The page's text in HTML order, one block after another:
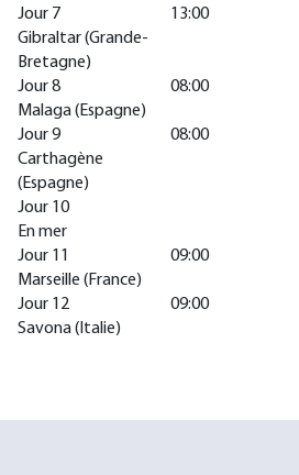
Jour 7
Gibraltar (Grande-
Bretagne)
13:00
Jour 8
Malaga (Espagne)
08:00
Jour 9
Carthagène
(Espagne)
08:00
Jour 10
En mer
Jour 11
Marseille (France)
09:00
Jour 12
Savona (Italie)
09:00